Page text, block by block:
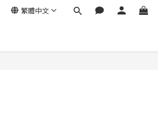
繁體中文